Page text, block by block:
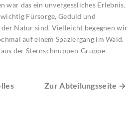
war das ein unvergessliches Erlebnis,
Fürsorge, Geduld und
Natur sind. Vielleicht begegnen wir
auf einem Spaziergang im Wald.
der Sternschnuppen-Gruppe
Zur Abteilungsseite →